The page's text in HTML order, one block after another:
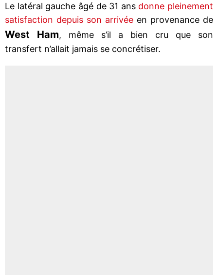
Le latéral gauche âgé de 31 ans donne pleinement
satisfaction depuis son arrivée en provenance de
West Ham, même s’il a bien cru que son
transfert n’allait jamais se concrétiser.